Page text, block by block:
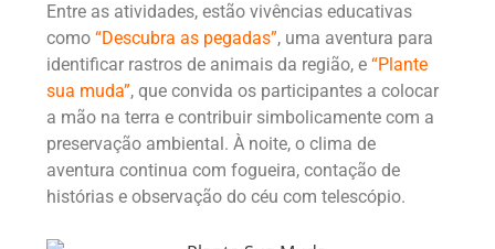
Entre as atividades, estão vivências educativas
como “Descubra as pegadas”, uma aventura para
identificar rastros de animais da região, e “Plante
sua muda”, que convida os participantes a colocar
a mão na terra e contribuir simbolicamente com a
preservação ambiental. À noite, o clima de
aventura continua com fogueira, contação de
histórias e observação do céu com telescópio.